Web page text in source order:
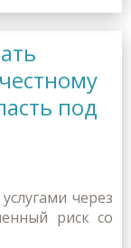
под
через
риск со